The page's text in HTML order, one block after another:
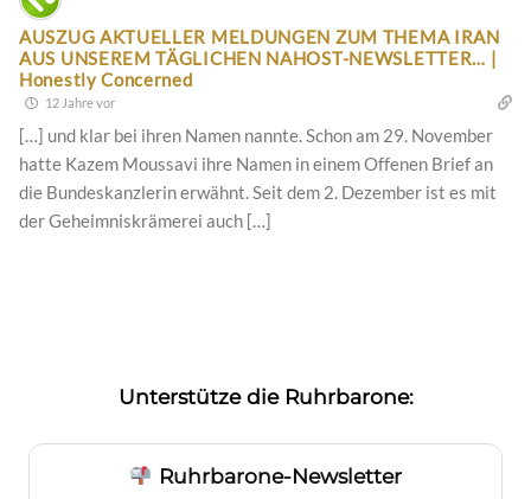
AUSZUG AKTUELLER MELDUNGEN ZUM THEMA IRAN
AUS UNSEREM TÄGLICHEN NAHOST-NEWSLETTER… |
Honestly Concerned
12 Jahre vor
[…] und klar bei ihren Namen nannte. Schon am 29. November
hatte Kazem Moussavi ihre Namen in einem Offenen Brief an
die Bundeskanzlerin erwähnt. Seit dem 2. Dezember ist es mit
der Geheimniskrämerei auch […]
Unterstütze die Ruhrbarone:
Ruhrbarone-Newsletter